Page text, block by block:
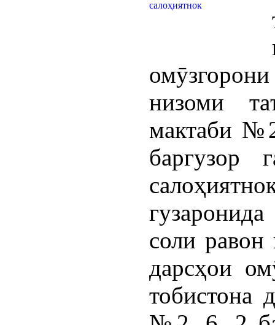
низоми
мактаби
баргузор
соли равон
дарсҳои
тобистона